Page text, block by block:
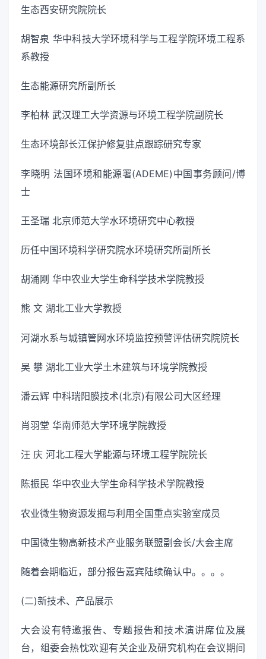
生态西安研究院院长
胡智泉 华中科技大学环境科学与工程学院环境工程系
系教授
生态能源研究所副所长
李柏林 武汉理工大学资源与环境工程学院副院长
生态环境部长江保护修复驻点跟踪研究专家
李晓明 法国环境和能源署(ADEME)中国事务顾问/博
士
王圣瑞 北京师范大学水环境研究中心教授
历任中国环境科学研究院水环境研究所副所长
胡涌刚 华中农业大学生命科学技术学院教授
熊 文 湖北工业大学教授
河湖水系与城镇管网水环境监控预警评估研究院院长
吴 攀 湖北工业大学土木建筑与环境学院教授
潘云辉 中科瑞阳膜技术(北京)有限公司大区经理
肖羽堂 华南师范大学环境学院教授
汪 庆 河北工程大学能源与环境工程学院院长
陈振民 华中农业大学生命科学技术学院教授
农业微生物资源发掘与利用全国重点实验室成员
中国微生物高新技术产业服务联盟副会长/大会主席
随着会期临近，部分报告嘉宾陆续确认中。。。。
(二)新技术、产品展示
大会设有特邀报告、专题报告和技术演讲席位及展
台，组委会热忱欢迎有关企业及研究机构在会议期间